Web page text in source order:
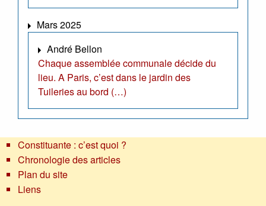
Mars 2025
André Bellon
Chaque assemblée communale décide du
lieu. A Paris, c’est dans le jardin des
Tuileries au bord (…)
Constituante : c’est quoi ?
Chronologie des articles
Plan du site
Liens